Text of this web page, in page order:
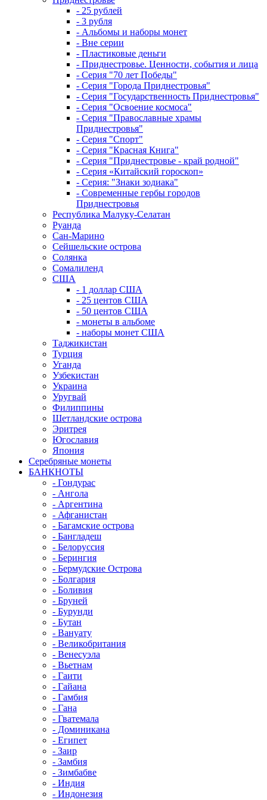
- 25 рублей
- 3 рубля
- Альбомы и наборы монет
- Вне серии
- Пластиковые деньги
- Приднестровье. Ценности, события и лица
- Серия "70 лет Победы"
- Серия "Города Приднестровья"
- Серия "Государственность Приднестровья"
- Серия "Освоение космоса"
- Серия "Православные храмы
Приднестровья"
- Серия "Спорт"
- Серия "Красная Книга"
- Серия "Приднестровье - край родной"
- Серия «Китайский гороскоп»
- Серия: "Знаки зодиака"
- Современные гербы городов
Приднестровья
Республика Малуку-Селатан
Руанда
Сан-Марино
Сейшельские острова
Солянка
Сомалиленд
США
- 1 доллар США
- 25 центов США
- 50 центов США
- монеты в альбоме
- наборы монет США
Таджикистан
Турция
Уганда
Узбекистан
Украина
Уругвай
Филиппины
Шетландские острова
Эритрея
Югославия
Япония
Серебряные монеты
БАНКНОТЫ
- Гондурас
- Ангола
- Аргентина
- Афганистан
- Багамские острова
- Бангладеш
- Белоруссия
- Берингия
- Бермудские Острова
- Болгария
- Боливия
- Бруней
- Бурунди
- Бутан
- Вануату
- Великобритания
- Венесуэла
- Вьетнам
- Гаити
- Гайана
- Гамбия
- Гана
- Гватемала
- Доминикана
- Египет
- Заир
- Замбия
- Зимбабве
- Индия
- Индонезия